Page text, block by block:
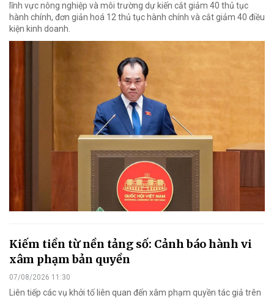
lĩnh vực nông nghiệp và môi trường dự kiến cắt giảm 40 thủ tục
hành chính, đơn giản hoá 12 thủ tục hành chính và cắt giảm 40 điều
kiện kinh doanh.
Kiếm tiền từ nền tảng số: Cảnh báo hành vi
xâm phạm bản quyền
07/08/2026 11:30
Liên tiếp các vụ khởi tố liên quan đến xâm phạm quyền tác giả trên